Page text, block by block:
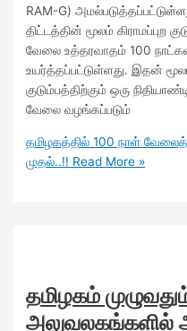
RAM-G)
திட்டத்தின் மூலம் கிராமப்புற
வேலை உத்தரவாதம் 100
உயர்த்தப்பட்டுள்ளது. இதன்
குடும்பத்திற்கும் ஒரு
வேலை வழங்கப்படும்
தமிழகத்தில் 100 நாள் வேலைத்
முதல்..!! Read More »
தமிழகம்
அலுவலகங்களில்